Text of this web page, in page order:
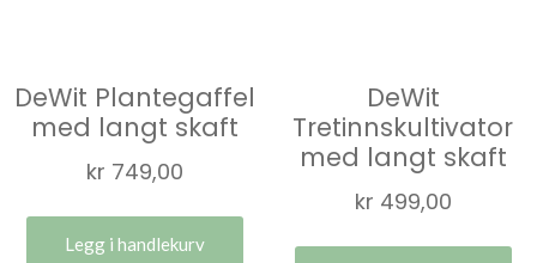
DeWit Plantegaffel
med langt skaft
kr 749,00
Legg i handlekurv
DeWit
Tretinnskultivator
med langt skaft
kr 499,00